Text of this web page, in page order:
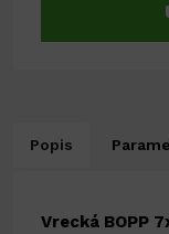
Popis
Vrecká BOPP